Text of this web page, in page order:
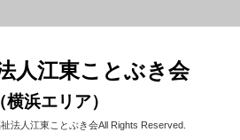
人江東ことぶき会
（横浜エリア）
法人江東ことぶき会All Rights Reserved.